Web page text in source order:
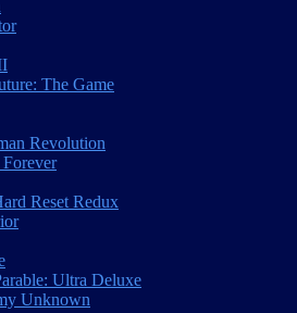
The Game
Revolution
Reset Redux
Ultra Deluxe
Unknown